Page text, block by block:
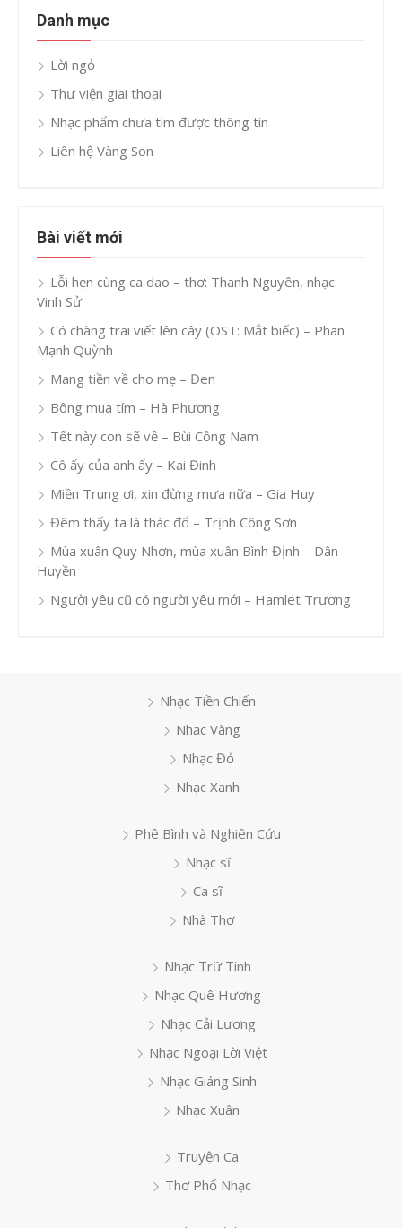
Danh mục
Lời ngỏ
Thư viện giai thoại
Nhạc phẩm chưa tìm được thông tin
Liên hệ Vàng Son
Bài viết mới
Lỗi hẹn cùng ca dao – thơ: Thanh Nguyên, nhạc:
Vinh Sử
Có chàng trai viết lên cây (OST: Mắt biếc) – Phan
Mạnh Quỳnh
Mang tiền về cho mẹ – Đen
Bông mua tím – Hà Phương
Tết này con sẽ về – Bùi Công Nam
Cô ấy của anh ấy – Kai Đinh
Miền Trung ơi, xin đừng mưa nữa – Gia Huy
Đêm thấy ta là thác đổ – Trịnh Công Sơn
Mùa xuân Quy Nhơn, mùa xuân Bình Định – Dân
Huyền
Người yêu cũ có người yêu mới – Hamlet Trương
Nhạc Tiền Chiến
Nhạc Vàng
Nhạc Đỏ
Nhạc Xanh
Phê Bình và Nghiên Cứu
Nhạc sĩ
Ca sĩ
Nhà Thơ
Nhạc Trữ Tình
Nhạc Quê Hương
Nhạc Cải Lương
Nhạc Ngoại Lời Việt
Nhạc Giáng Sinh
Nhạc Xuân
Truyện Ca
Thơ Phổ Nhạc